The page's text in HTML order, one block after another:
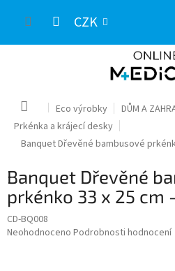
CZK
Domů Eco výrobky DŮM A
Prkénka a krájecí desky
Banquet Dřevěné bambusové
Banquet Dřevěné
prkénko 33 x 25 cm
CD-BQ008
Průměrné
Neohodnoceno Podrobnosti hodnocení